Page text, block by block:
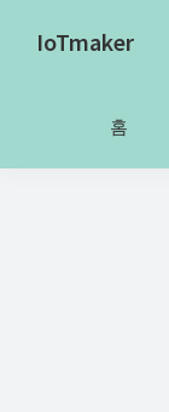
IoTmaker
터
홈